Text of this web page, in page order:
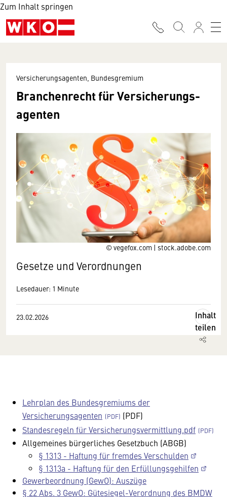
Zum Inhalt springen
© vegefox.com | stock.adobe.com
Versicherungsagenten, Bundesgremium
Branchenrecht für Versicherungs­
agenten
Gesetze und Verordnungen
Lesedauer: 1 Minute
23.02.2026
Inhalt
teilen
Lehrplan des Bundesgremiums der
Versicherungsagenten
(PDF)
Standesregeln für Versicherungsvermittlung.pdf
Allgemeines bürgerliches Gesetzbuch (ABGB)
§ 1313 - Haftung für fremdes Verschulden
§ 1313a - Haftung für den Erfüllungsgehilfen
Gewerbeordnung (GewO): Auszüge
§ 22 Abs. 3 GewO: Gütesiegel-Verordnung des BMDW